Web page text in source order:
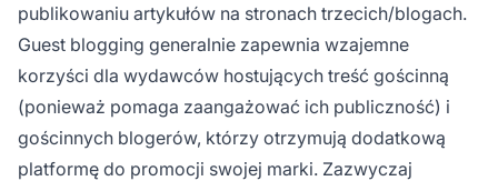
publikowaniu artykułów na stronach trzecich/blogach.
Guest blogging generalnie zapewnia wzajemne
korzyści dla wydawców hostujących treść gościnną
(ponieważ pomaga zaangażować ich publiczność) i
gościnnych blogerów, którzy otrzymują dodatkową
platformę do promocji swojej marki. Zazwyczaj